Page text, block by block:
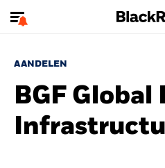
AANDELEN
BGF Global